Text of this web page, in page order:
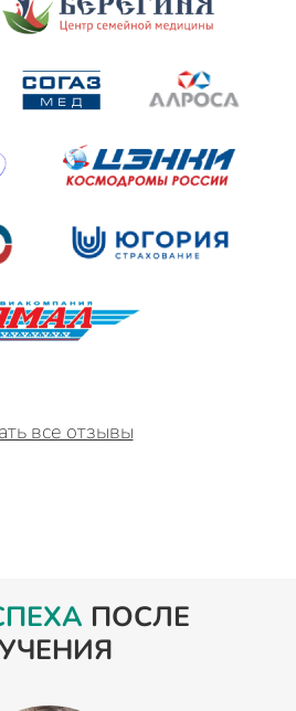
все отзывы
ПОСЛЕ